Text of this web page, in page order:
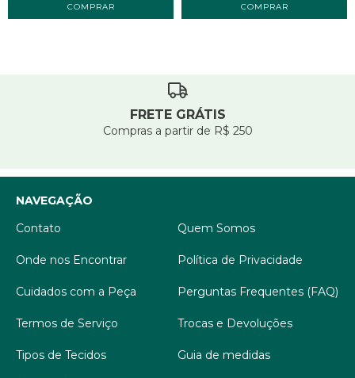
COMPRAR COMPRAR
FRETE GRÁTIS
Compras a partir de R$ 250
NAVEGAÇÃO
Contato
Quem Somos
Onde nos Encontrar Política de Privacidade
Cuidados com a Peça Perguntas Frequentes (FAQ)
Termos de Serviço Trocas e Devoluções
Tipos de Tecidos Guia de medidas